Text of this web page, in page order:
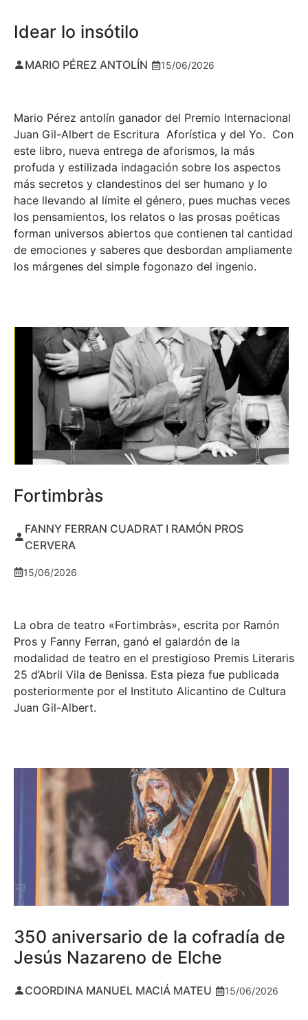
Idear lo insótilo
MARIO PÉREZ ANTOLÍN 15/06/2026
Mario Pérez antolín ganador del Premio Internacional
Juan Gil-Albert de Escritura Aforística y del Yo. Con
este libro, nueva entrega de aforismos, la más
profuda y estilizada indagación sobre los aspectos
más secretos y clandestinos del ser humano y lo
hace llevando al límite el género, pues muchas veces
los pensamientos, los relatos o las prosas poéticas
forman universos abiertos que contienen tal cantidad
de emociones y saberes que desbordan ampliamente
los márgenes del simple fogonazo del ingenio.
Fortimbràs
FANNY FERRAN CUADRAT I RAMÓN PROS
CERVERA
15/06/2026
La obra de teatro «Fortimbràs», escrita por Ramón
Pros y Fanny Ferran, ganó el galardón de la
modalidad de teatro en el prestigioso Premis Literaris
25 d’Abril Vila de Benissa. Esta pieza fue publicada
posteriormente por el Instituto Alicantino de Cultura
Juan Gil-Albert.
350 aniversario de la cofradía de
Jesús Nazareno de Elche
COORDINA MANUEL MACIÁ MATEU 15/06/2026